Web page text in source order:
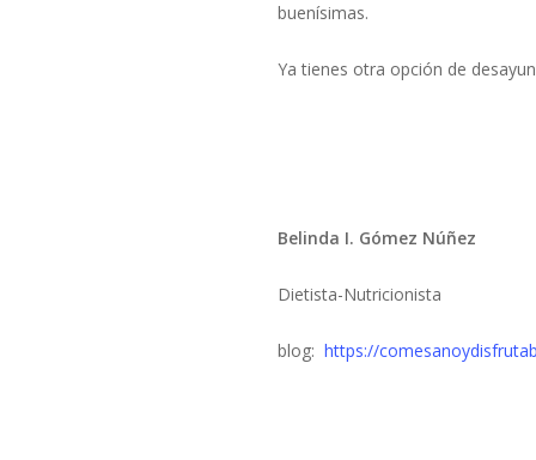
buenísimas.
Ya tienes otra opción de
Belinda I. Gómez Núñez
Dietista-Nutricionista
blog: https://